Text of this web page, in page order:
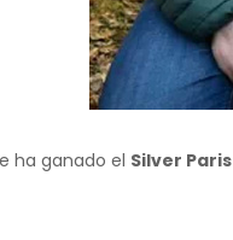
ha ganado el Silver